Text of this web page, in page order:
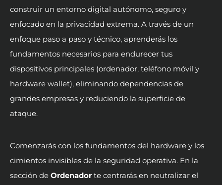
construir un entorno digital autónomo, seguro y
enfocado en la privacidad extrema. A través de un
enfoque paso a paso y técnico, aprenderás los
fundamentos necesarios para endurecer tus
dispositivos principales (ordenador, teléfono móvil y
hardware wallet), eliminando dependencias de
grandes empresas y reduciendo la superficie de
ataque.
Comenzarás con los fundamentos del hardware y los
cimientos invisibles de la seguridad operativa. En la
sección de Ordenador te centrarás en neutralizar el